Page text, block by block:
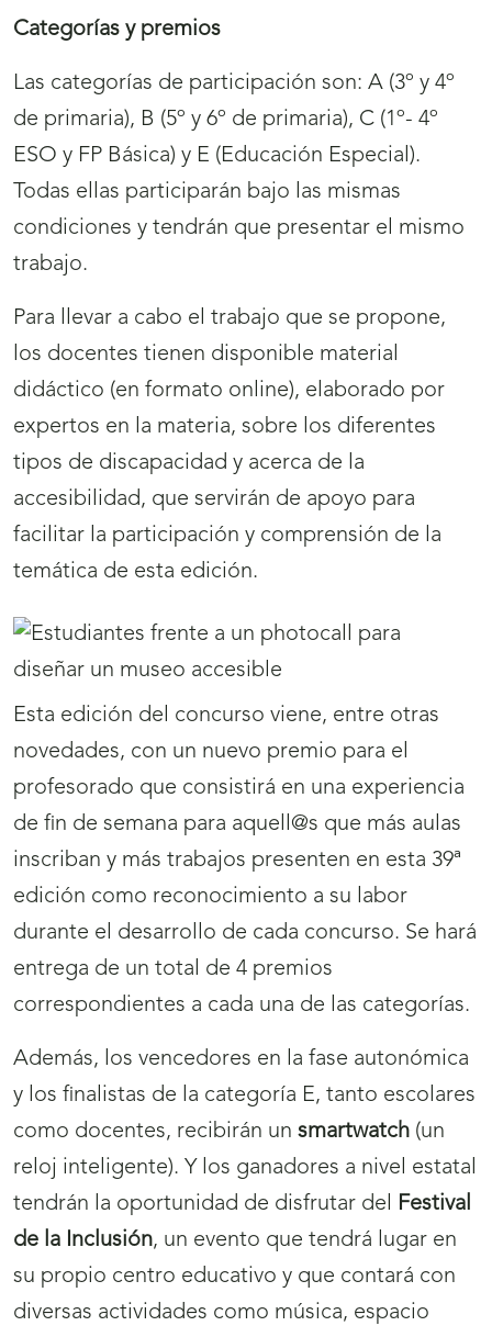
Categorías y premios
Las categorías de participación son: A (3º y 4º
de primaria), B (5º y 6º de primaria), C (1º- 4º
ESO y FP Básica) y E (Educación Especial).
Todas ellas participarán bajo las mismas
condiciones y tendrán que presentar el mismo
trabajo.
Para llevar a cabo el trabajo que se propone,
los docentes tienen disponible material
didáctico (en formato online), elaborado por
expertos en la materia, sobre los diferentes
tipos de discapacidad y acerca de la
accesibilidad, que servirán de apoyo para
facilitar la participación y comprensión de la
temática de esta edición.
Esta edición del concurso viene, entre otras
novedades, con un nuevo premio para el
profesorado que consistirá en una experiencia
de fin de semana para aquell@s que más aulas
inscriban y más trabajos presenten en esta 39ª
edición como reconocimiento a su labor
durante el desarrollo de cada concurso. Se hará
entrega de un total de 4 premios
correspondientes a cada una de las categorías.
Además, los vencedores en la fase autonómica
y los finalistas de la categoría E, tanto escolares
como docentes, recibirán un smartwatch (un
reloj inteligente). Y los ganadores a nivel estatal
tendrán la oportunidad de disfrutar del Festival
de la Inclusión, un evento que tendrá lugar en
su propio centro educativo y que contará con
diversas actividades como música, espacio